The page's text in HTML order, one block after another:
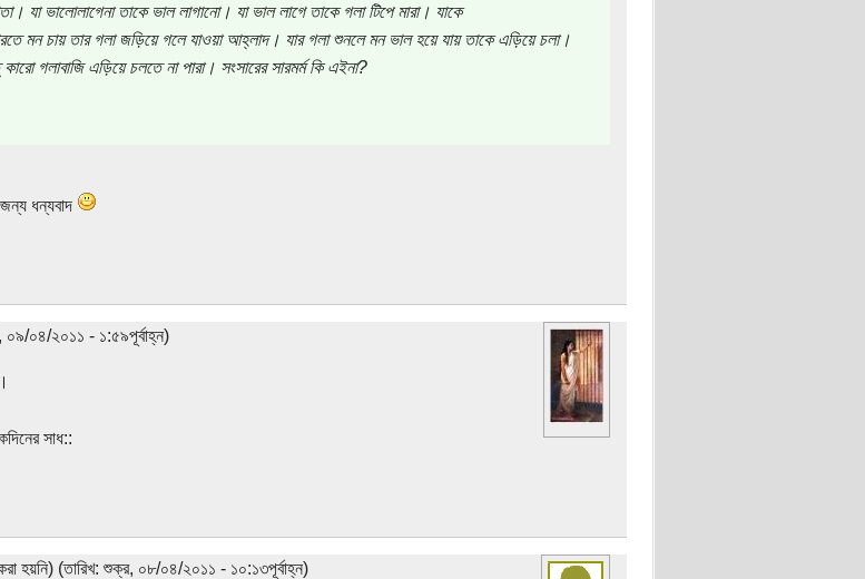
যা ভালোলাগেনা তাকে ভাল লাগানো। যা ভাল লাগে তাকে গলা টিপে মারা। যাকে
মন চায় তার গলা জড়িয়ে গলে যাওয়া আহ্লাদ। যার গলা শুনলে মন ভাল হয়ে যায় তাকে এড়িয়ে চলা।
গলাবাজি এড়িয়ে চলতে না পারা। সংসারের সারমর্ম কি এইনা?
ধন্যবাদ
০৯/০৪/২০১১ - ১:৫৯পূর্বাহ্ন)
সাধ::
হয়নি) (তারিখ: শুক্র, ০৮/০৪/২০১১ - ১০:১৩পূর্বাহ্ন)